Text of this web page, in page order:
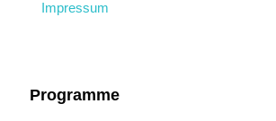
Impressum
Programme